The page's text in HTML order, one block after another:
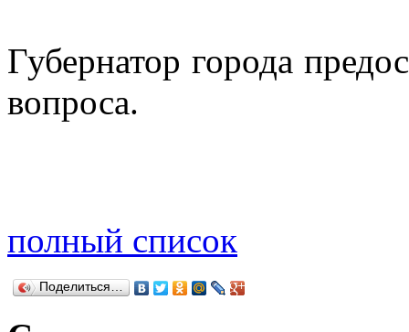
Губернатор города
вопроса.
полный список
Поделиться…